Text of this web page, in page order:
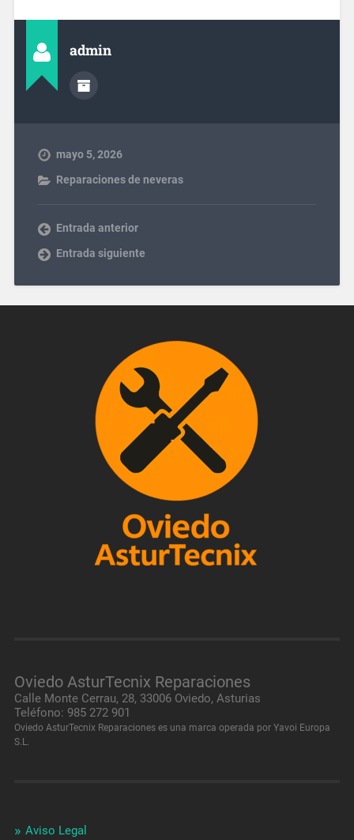
admin
mayo 5, 2026
Reparaciones de neveras
Entrada anterior
Entrada siguiente
Oviedo AsturTecnix Reparaciones
Calle Monte Cerrau, 28, 33006 Oviedo, Asturias
Teléfono: 985 272 901
Oviedo AsturTecnix Reparaciones es una marca operada por Yavoi Europa
S.L.
Aviso Legal